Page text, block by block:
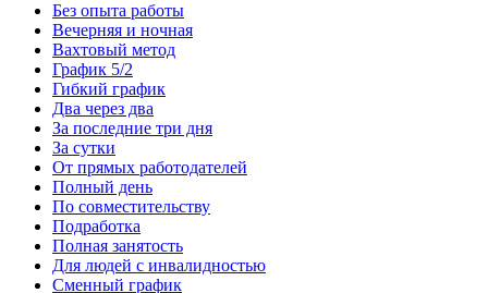
Без опыта работы
Вечерняя и ночная
Вахтовый метод
График 5/2
Гибкий график
Два через два
За последние три дня
За сутки
От прямых работодателей
Полный день
По совместительству
Подработка
Полная занятость
Для людей с инвалидностью
Сменный график